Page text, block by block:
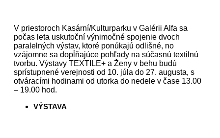
V priestoroch Kasární/Kulturparku v Galérii Alfa sa
počas leta uskutoční výnimočné spojenie dvoch
paralelných výstav, ktoré ponúkajú odlišné, no
vzájomne sa dopĺňajúce pohľady na súčasnú textilnú
tvorbu. Výstavy TEXTILE+ a Ženy v behu budú
sprístupnené verejnosti od 10. júla do 27. augusta, s
otváracími hodinami od utorka do nedele v čase 13.00
– 19.00 hod.
VÝSTAVA